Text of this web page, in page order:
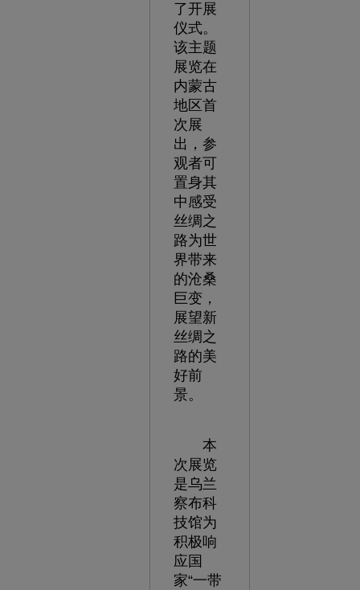
了开展
仪式。
该主题
展览在
内蒙古
地区首
次展
出，参
观者可
置身其
中感受
丝绸之
路为世
界带来
的沧桑
巨变，
展望新
丝绸之
路的美
好前
景。
本
次展览
是乌兰
察布科
技馆为
积极响
应国
家“一带